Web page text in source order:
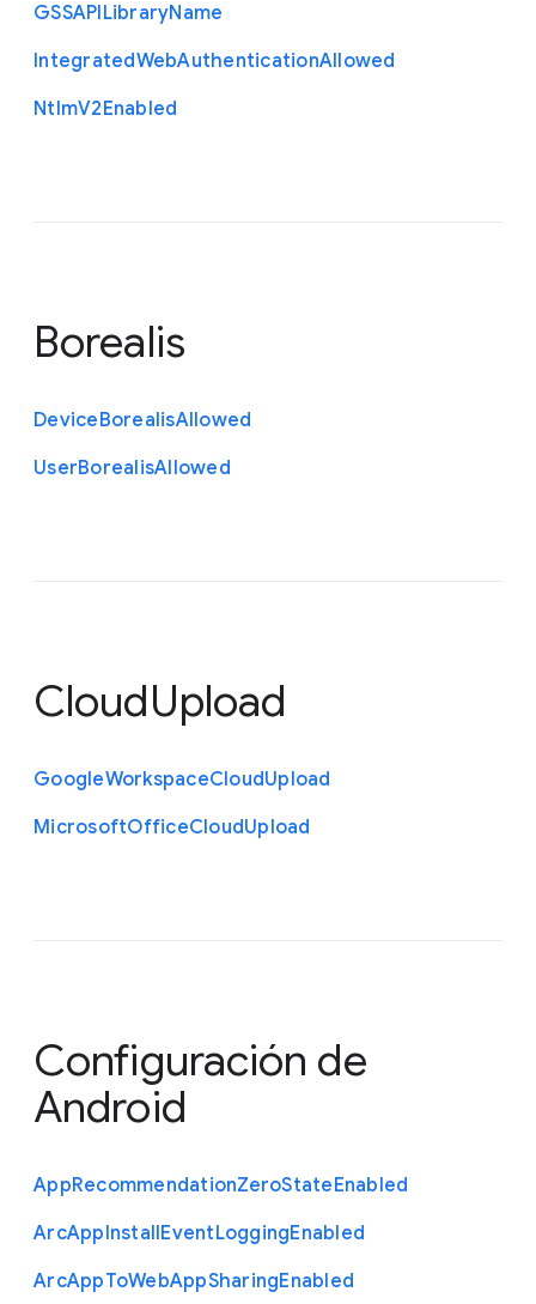
GSSAPILibraryName
IntegratedWebAuthenticationAllowed
NtlmV2Enabled
Borealis
DeviceBorealisAllowed
UserBorealisAllowed
CloudUpload
GoogleWorkspaceCloudUpload
MicrosoftOfficeCloudUpload
Configuración de
Android
AppRecommendationZeroStateEnabled
ArcAppInstallEventLoggingEnabled
ArcAppToWebAppSharingEnabled